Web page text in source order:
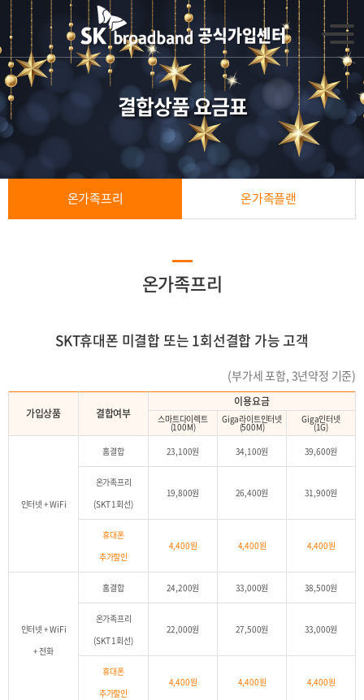
결합상품 요금표
온가족프리 온가족플랜
온가족프리
SKT휴대폰 미결합 또는 1회선결합 가능 고객
(부가세 포함, 3년약정 기준)
가입상품 결합여부
이용요금
스마트다이렉트
(100M)
Giga라이트인터넷
(500M)
Giga인터넷
(1G)
인터넷 + WiFi
홈결합 23,100원 34,100원 39,600원
온가족프리
(SKT 1회선)
19,800원 26,400원 31,900원
휴대폰
추가할인
4,400원 4,400원 4,400원
인터넷 + WiFi
+ 전화
홈결합 24,200원 33,000원 38,500원
온가족프리
(SKT 1회선)
22,000원 27,500원 33,000원
휴대폰
추가할인
4,400원 4,400원 4,400원